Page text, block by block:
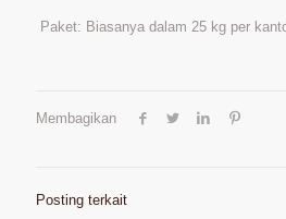
Paket: Biasanya dalam 25 kg per
Membagikan
Posting terkait